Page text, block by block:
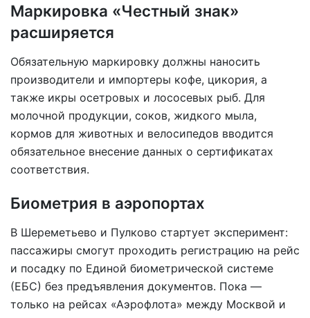
Маркировка «Честный знак»
расширяется
Обязательную маркировку должны наносить
производители и импортеры кофе, цикория, а
также икры осетровых и лососевых рыб. Для
молочной продукции, соков, жидкого мыла,
кормов для животных и велосипедов вводится
обязательное внесение данных о сертификатах
соответствия.
Биометрия в аэропортах
В Шереметьево и Пулково стартует эксперимент:
пассажиры смогут проходить регистрацию на рейс
и посадку по Единой биометрической системе
(ЕБС) без предъявления документов. Пока —
только на рейсах «Аэрофлота» между Москвой и